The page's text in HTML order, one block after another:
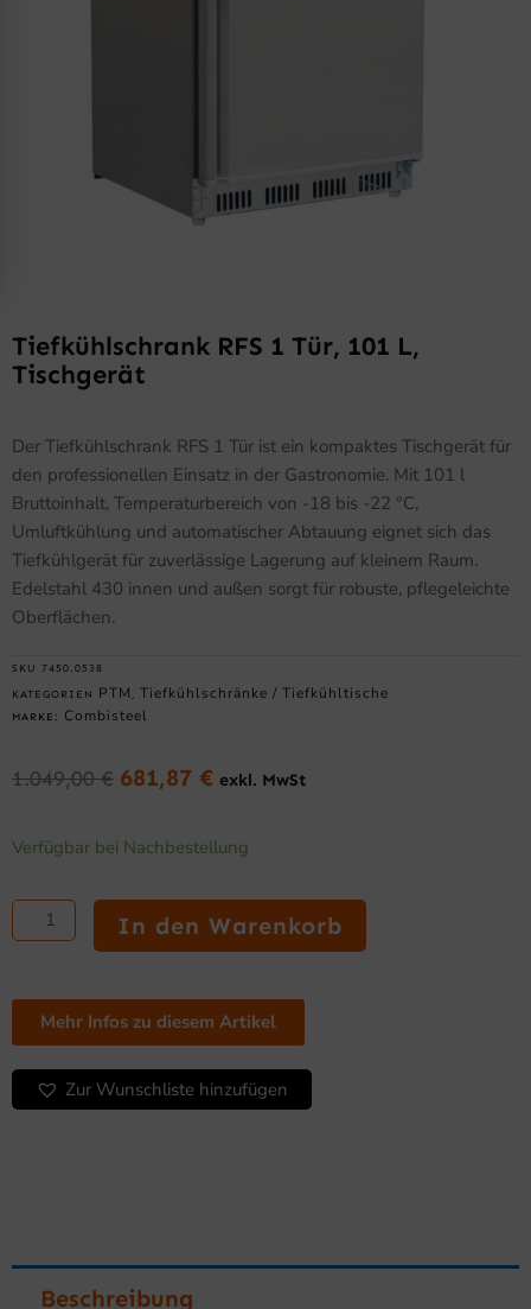
Tiefkühlschrank RFS 1 Tür, 101 L,
Tischgerät
Der Tiefkühlschrank RFS 1 Tür ist ein kompaktes Tischgerät für
den professionellen Einsatz in der Gastronomie. Mit 101 l
Bruttoinhalt, Temperaturbereich von -18 bis -22 °C,
Umluftkühlung und automatischer Abtauung eignet sich das
Tiefkühlgerät für zuverlässige Lagerung auf kleinem Raum.
Edelstahl 430 innen und außen sorgt für robuste, pflegeleichte
Oberflächen.
SKU 7450.0538
KATEGORIEN PTM , Tiefkühlschränke / Tiefkühltische
MARKE: Combisteel
1.049,00€ Ursprünglicher
war:
681,87 € Aktueller
ist:
681,87 €.
exkl. MwSt
Verfügbar bei Nachbestellung
RFS
Tür,
101
Menge
In den Warenkorb
Mehr Infos zu diesem Artikel
Zur Wunschliste hinzufügen
Beschreibung